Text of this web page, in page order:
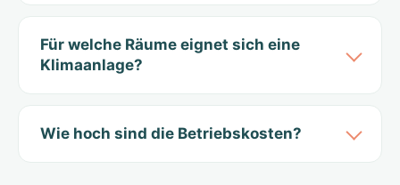
Für welche Räume eignet sich eine
Klimaanlage?
Wie hoch sind die Betriebskosten?